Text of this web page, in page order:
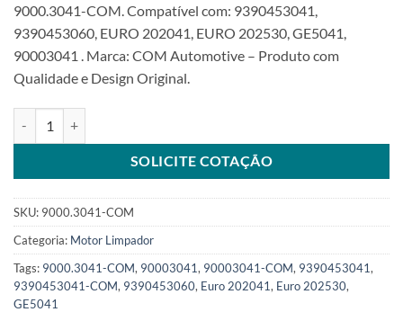
9000.3041-COM. Compatível com: 9390453041,
9390453060, EURO 202041, EURO 202530, GE5041,
90003041 . Marca: COM Automotive – Produto com
Qualidade e Design Original.
SOLICITE COTAÇÃO
SKU: 9000.3041-COM
Categoria: Motor Limpador
Tags: 9000.3041-COM, 90003041, 90003041-COM, 9390453041,
9390453041-COM, 9390453060, Euro 202041, Euro 202530,
GE5041